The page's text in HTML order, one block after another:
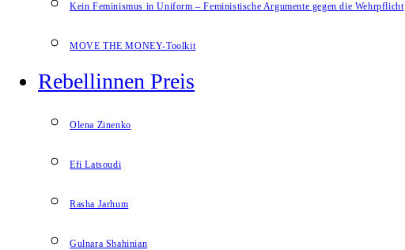
Kein Feminismus in Uniform – Feministische Argumente gegen die Wehrpflicht
MOVE THE MONEY-Toolkit
Rebellinnen Preis
Olena Zinenko
Efi Latsoudi
Rasha Jarhum
Gulnara Shahinian